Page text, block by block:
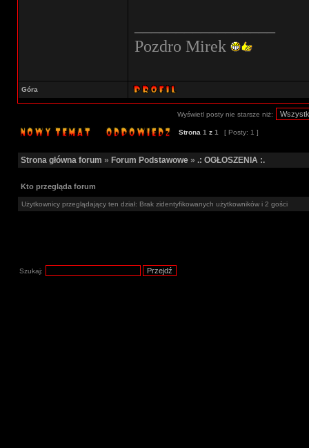
Pozdro Mirek
Góra
Wyświetl posty nie starsze niż:
Strona 1 z 1 [ Posty: 1 ]
Strona główna forum » Forum Podstawowe » .: OGŁOSZENIA :.
Kto przegląda forum
Użytkownicy przeglądający ten dział: Brak zidentyfikowanych użytkowników i 2 gości
Szukaj: